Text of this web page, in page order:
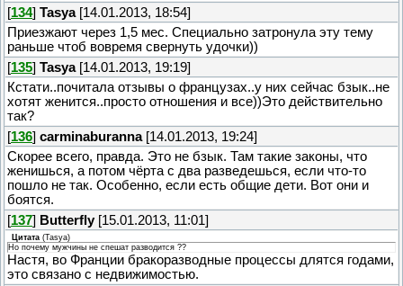
[134] Tasya[14.01.2013, 18:54]
Приезжают через 1,5 мес. Специально затронула эту тему
раньше чтоб вовремя свернуть удочки))
[135] Tasya[14.01.2013, 19:19]
Кстати..почитала отзывы о французах..у них сейчас бзык..не
хотят женится..просто отношения и все))Это действительно
так?
[136] carminaburanna[14.01.2013, 19:24]
Скорее всего, правда. Это не бзык. Там такие законы, что
женишься, а потом чёрта с два разведешься, если что-то
пошло не так. Особенно, если есть общие дети. Вот они и
боятся.
[137] Butterfly [15.01.2013, 11:01]
Цитата (Tasya)
Но почему мужчины не спешат разводится ??
Настя, во Франции бракоразводные процессы длятся годами,
это связано с недвижимостью.